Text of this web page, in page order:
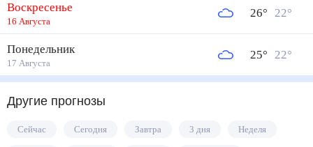
Воскресенье
16 Августа
26° 22°
Понедельник
17 Августа
25° 22°
Другие прогнозы
Сейчас Сегодня Завтра 3 дня Неделя